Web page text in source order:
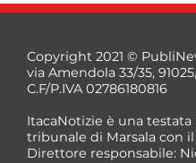
Copyright 2021 ©
via Amendola 33/35,
C.F/P.IVA 02786180816
ItacaNotizie è una
tribunale di Marsala con il
Direttore responsabile: